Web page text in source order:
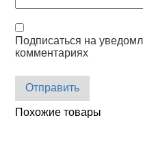
Подписаться на
комментариях
Отправить
Похожие товары